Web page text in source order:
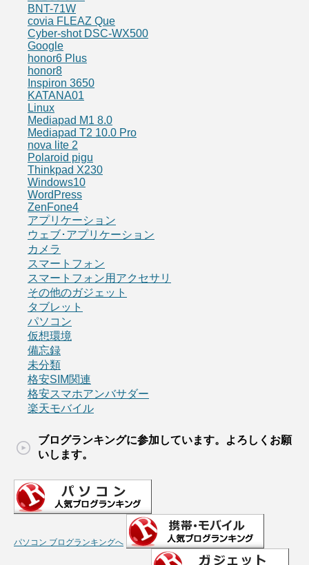
BNT-71W
covia FLEAZ Que
Cyber-shot DSC-WX500
Google
honor6 Plus
honor8
Inspiron 3650
KATANA01
Linux
Mediapad M1 8.0
Mediapad T2 10.0 Pro
nova lite 2
Polaroid pigu
Thinkpad X230
Windows10
WordPress
ZenFone4
アプリケーション
ウェブ･アプリケーション
カメラ
スマートフォン
スマートフォン用アクセサリ
その他のガジェット
タブレット
パソコン
仮想環境
備忘録
未分類
格安SIM関連
格安スマホアンバサダー
楽天モバイル
ブログランキングに参加しています。よろしくお願
いします。
パソコン ブログランキングへ